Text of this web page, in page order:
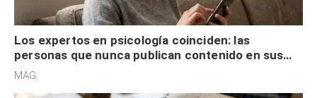
Los expertos en psicología coinciden: las
personas que nunca publican contenido en sus
redes sociales no pretenden buscar validación
MAG.